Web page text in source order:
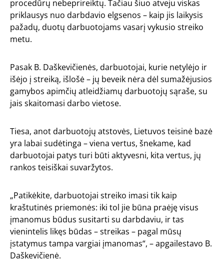
procedūrų nebeprireiktų. Tačiau šiuo atveju viskas
priklausys nuo darbdavio elgsenos – kaip jis laikysis
pažadų, duotų darbuotojams vasarį vykusio streiko
metu.
Pasak B. Daškevičienės, darbuotojai, kurie netylėjo ir
išėjo į streiką, išlošė – jų beveik nėra dėl sumažėjusios
gamybos apimčių atleidžiamų darbuotojų sąraše, su
jais skaitomasi darbo vietose.
Tiesa, anot darbuotojų atstovės, Lietuvos teisinė bazė
yra labai sudėtinga – viena vertus, šnekame, kad
darbuotojai patys turi būti aktyvesni, kita vertus, jų
rankos teisiškai suvaržytos.
„Patikėkite, darbuotojai streiko imasi tik kaip
kraštutinės priemonės: iki tol jie būna praėję visus
įmanomus būdus susitarti su darbdaviu, ir tas
vienintelis likęs būdas – streikas – pagal mūsų
įstatymus tampa vargiai įmanomas“, – apgailestavo B.
Daškevičienė.